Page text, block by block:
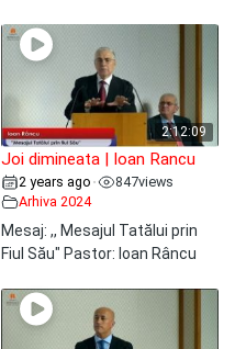
2:12:09
Joi dimineata | Ioan Rancu
2 years ago • 847views
Arhiva 2024
Mesaj: ,, Mesajul Tatălui prin
Fiul Său" Pastor: Ioan Râncu